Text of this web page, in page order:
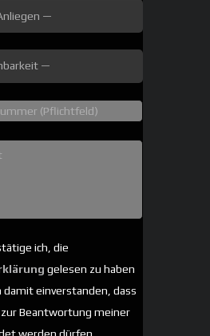
ich, die
gelesen zu haben
damit einverstanden, dass
Beantwortung meiner
werden dürfen.